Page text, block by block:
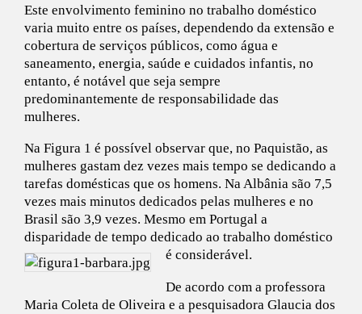
Este envolvimento feminino no trabalho doméstico
varia muito entre os países, dependendo da extensão e
cobertura de serviços públicos, como água e
saneamento, energia, saúde e cuidados infantis, no
entanto, é notável que seja sempre
predominantemente de responsabilidade das
mulheres.
Na Figura 1 é possível observar que, no Paquistão, as
mulheres gastam dez vezes mais tempo se dedicando a
tarefas domésticas que os homens. Na Albânia são 7,5
vezes mais minutos dedicados pelas mulheres e no
Brasil são 3,9 vezes. Mesmo em Portugal a
disparidade de tempo dedicado ao trabalho doméstico
é considerável.
De acordo com a professora
Maria Coleta de Oliveira e a pesquisadora Glaucia dos